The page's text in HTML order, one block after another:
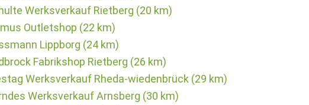
Werksverkauf Rietberg (20 km)
Outletshop (22 km)
Lippborg (24 km)
Fabrikshop Rietberg (26 km)
Werksverkauf Rheda-wiedenbrück (29 km)
Werksverkauf Arnsberg (30 km)